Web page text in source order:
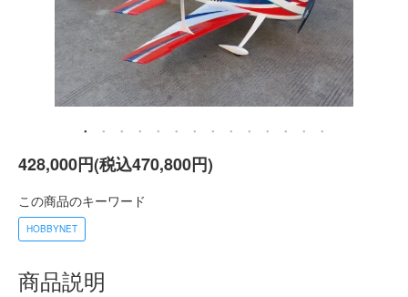
428,000円(税込470,800円)
この商品のキーワード
HOBBYNET
商品説明